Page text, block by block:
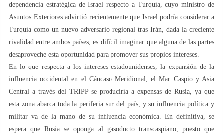
dependencia estratégica de Israel respecto a Turquía, cuyo ministro de
Asuntos Exteriores advirtió recientemente que Israel podría considerar a
Turquía como un nuevo adversario regional tras Irán, dada la creciente
rivalidad entre ambos países, es difícil imaginar que alguna de las partes
desaproveche esta oportunidad para promover sus propios intereses.
En lo que respecta a los intereses estadounidenses, la expansión de la
influencia occidental en el Cáucaso Meridional, el Mar Caspio y Asia
Central a través del TRIPP se produciría a expensas de Rusia, ya que
esta zona abarca toda la periferia sur del país, y su influencia política y
militar va de la mano de su influencia económica. En definitiva, se
espera que Rusia se oponga al gasoducto transcaspiano, puesto que